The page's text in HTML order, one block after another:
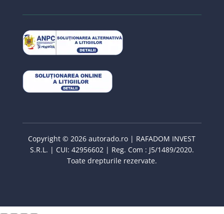
Copyright © 2026 autorado.ro | RAFADOM INVEST
S.R.L. | CUI: 42956602 | Reg. Com : J5/1489/2020.
Toate drepturile rezervate.